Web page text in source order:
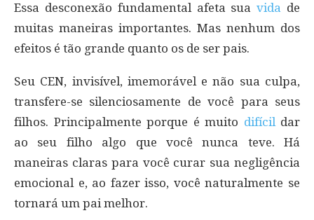
Essa desconexão fundamental afeta suavida de
muitas maneiras importantes. Mas nenhum dos
efeitos é tão grande quanto os de ser pais.
Seu CEN, invisível, imemorável e não sua culpa,
transfere-se silenciosamente de você para seus
filhos. Principalmente porque é muito difícildar
ao seu filho algo que você nunca teve. Há
maneiras claras para você curar sua negligência
emocional e, ao fazer isso, você naturalmente se
tornará um pai melhor.